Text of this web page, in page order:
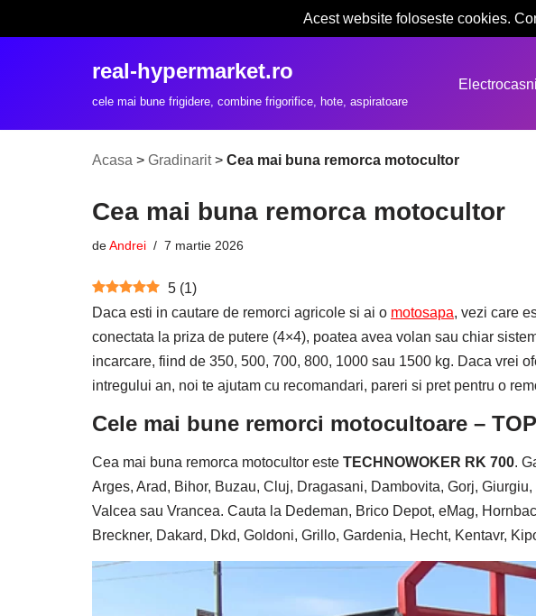
Acest website foloseste cookies.
real-hypermarket.ro
cele mai bune frigidere, combine frigorifice, hote, aspiratoare
Acasa > Gradinarit> Cea mai buna remorca motocultor
Cea mai buna remorca motocultor
deAndrei 7 martie 2026
5 (1)
Daca esti in cautare de remorci agricole si ai o motosapa, vezi care
conectata la priza de putere (4×4), poatea avea volan sau chiar
incarcare, fiind de 350, 500, 700, 800, 1000 sau 1500 kg. Daca vrei
intregului an, noi te ajutam cu recomandari, pareri si pret pentru o
Cele mai bune remorci motocultoare –
Cea mai buna remorca motocultor este TECHNOWOKER RK 700.
Arges, Arad, Bihor, Buzau, Cluj, Dragasani, Dambovita, Gorj,
Valcea sau Vrancea. Cauta la Dedeman, Brico Depot, eMag,
Breckner, Dakard, Dkd, Goldoni, Grillo, Gardenia, Hecht, Kentavr,